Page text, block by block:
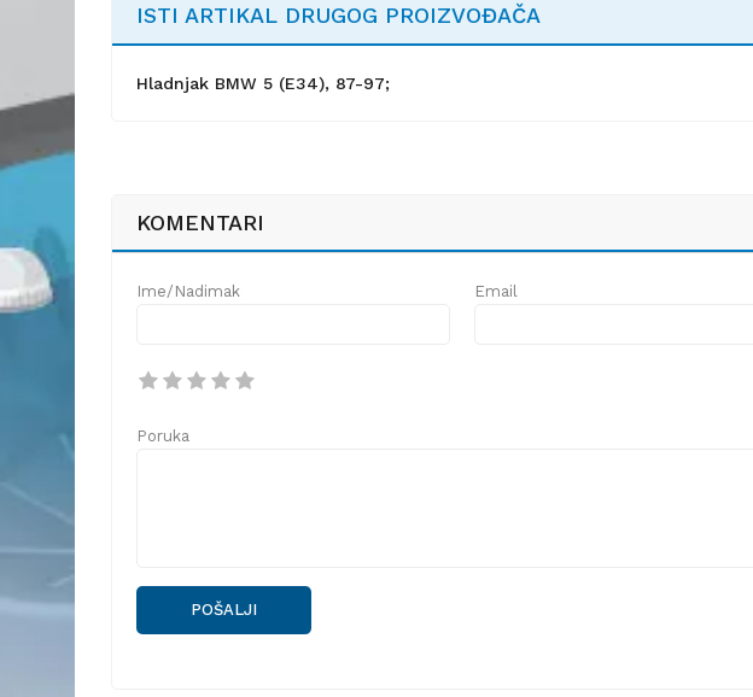
ISTI ARTIKAL DRUGOG PROIZVOĐAČA
Hladnjak BMW 5 (E34), 87-97;
KOMENTARI
Ime/Nadimak Email
Poruka
POŠALJI